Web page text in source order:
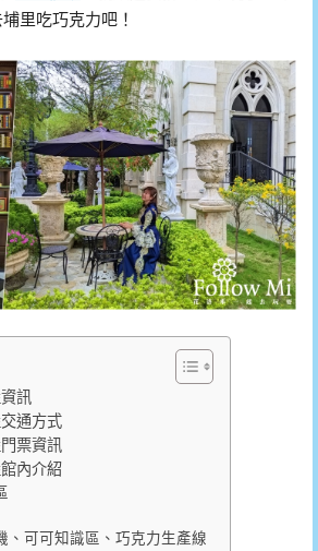
里吃巧克力吧！
訊
通方式
票資訊
內介紹
、可可知識區、巧克力生產線